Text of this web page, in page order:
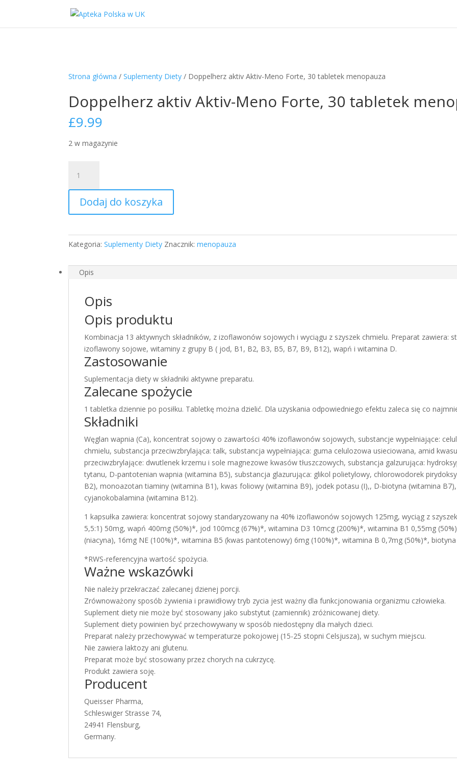
Strona główna /Suplementy Diety / Doppelherz aktiv Aktiv-Meno Forte, 30 tabletek menopauza
Doppelherz aktiv Aktiv-Meno Forte, 30 tabletek
£9.99
2 w magazynie
Doppelherz
aktiv
Aktiv-
Meno
30
tabletek
Dodaj do koszyka
Kategoria:Suplementy Diety Znacznik:menopauza
Opis
Opis
Opis produktu
Kombinacja 13 aktywnych składników, z izoflawonów sojowych i wyciągu z szyszek chmielu. Preparat zawiera:
izoflawony sojowe, witaminy z grupy B ( jod, B1, B2, B3, B5, B7, B9, B12), wapń i witamina D.
Zastosowanie
Suplementacja diety w składniki aktywne preparatu.
Zalecane spożycie
1 tabletka dziennie po posiłku. Tabletkę można dzielić. Dla uzyskania odpowiedniego efektu zaleca się co
Składniki
Węglan wapnia (Ca), koncentrat sojowy o zawartości 40% izoflawonów sojowych, substancje wypełniające:
chmielu, substancja przeciwzbrylająca: talk, substancja wypełniająca: guma celulozowa usieciowana, amid
przeciwzbrylające: dwutlenek krzemu i sole magnezowe kwasów tłuszczowych, substancja galzurująca:
tytanu, D-pantotenian wapnia (witamina B5), substancja glazurująca: glikol polietylowy, chlorowodorek
B2), monoazotan tiaminy (witamina B1), kwas foliowy (witamina B9), jodek potasu (I),, D-biotyna (witamina
cyjanokobalamina (witamina B12).
1 kapsułka zawiera: koncentrat sojowy standaryzowany na 40% izoflawonów sojowych 125mg, wyciąg z
5,5:1) 50mg, wapń 400mg (50%)*, jod 100mcg (67%)*, witamina D3 10mcg (200%)*, witamina B1 0,55mg
(niacyna), 16mg NE (100%)*, witamina B5 (kwas pantotenowy) 6mg (100%)*, witamina B 0,7mg (50%)*,
*RWS-referencyjna wartość spożycia.
Ważne wskazówki
Nie należy przekraczać zalecanej dzienej porcji.
Zrównoważony sposób żywienia i prawidłowy tryb zycia jest ważny dla funkcjonowania organizmu człowieka.
Suplement diety nie może być stosowany jako substytut (zamiennik) zróżnicowanej diety.
Suplement diety powinien być przechowywany w sposób niedostępny dla małych dzieci.
Preparat należy przechowywać w temperaturze pokojowej (15-25 stopni Celsjusza), w suchym miejscu.
Nie zawiera laktozy ani glutenu.
Preparat może być stosowany przez chorych na cukrzycę.
Produkt zawiera soję.
Producent
Queisser Pharma,
Schleswiger Strasse 74,
24941 Flensburg,
Germany.